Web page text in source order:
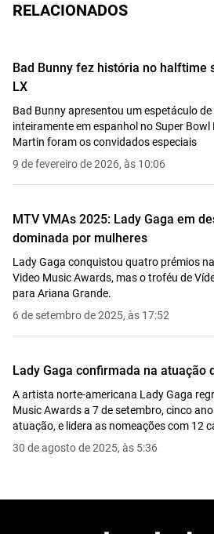
RELACIONADOS
Bad Bunny fez história no halftime
LX
Bad Bunny apresentou um espetáculo
inteiramente em espanhol no Super Bowl
Martin foram os convidados especiais
9 de fevereiro de 2026, às 10:06
MTV VMAs 2025: Lady Gaga em
dominada por mulheres
Lady Gaga conquistou quatro prémios
Video Music Awards, mas o troféu de
para Ariana Grande.
6 de setembro de 2025, às 17:52
Lady Gaga confirmada na atuação
A artista norte-americana Lady Gaga
Music Awards a 7 de setembro, cinco
atuação, e lidera as nomeações com 12
30 de agosto de 2025, às 5:36